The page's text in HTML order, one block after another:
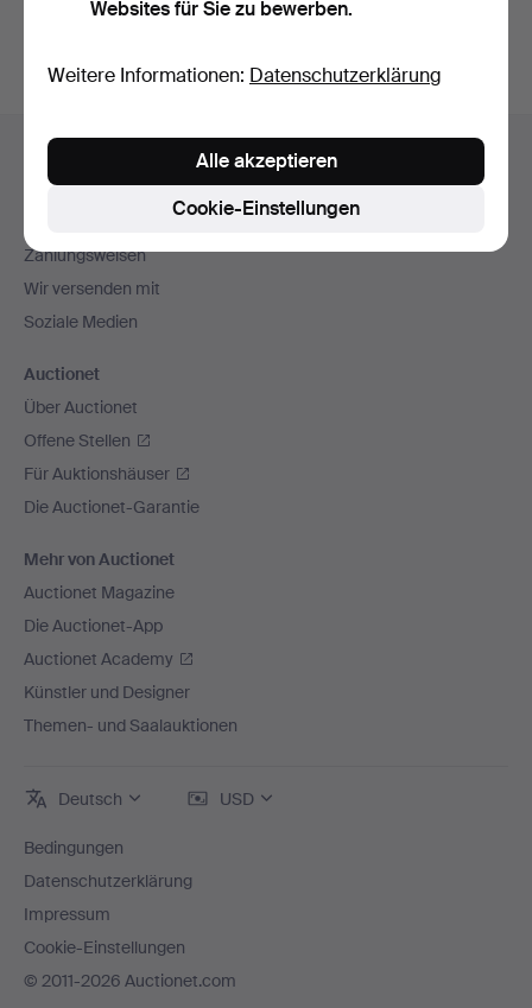
Fußzeilen-
Kontakt mit dem Support aufnehmen
Zahlungsweisen
Wir versenden mit
Soziale Medien
Auctionet
Über Auctionet
Offene Stellen
Für Auktionshäuser
Die Auctionet-Garantie
Mehr von Auctionet
Auctionet Magazine
Die Auctionet-App
Auctionet Academy
Künstler und Designer
Themen- und Saalauktionen
Deutsch USD
Bedingungen
Datenschutzerklärung
Impressum
Cookie-Einstellungen
© 2011-2026 Auctionet.com
Websites für Sie zu bewerben.
Weitere Informationen: Datenschutzerklärung
Cookie-Einstellungen
Alle akzeptieren